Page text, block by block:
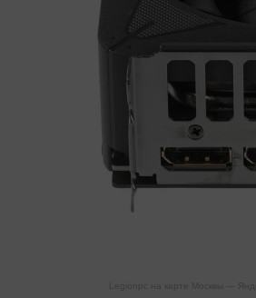
Legionpc на карте Москвы —